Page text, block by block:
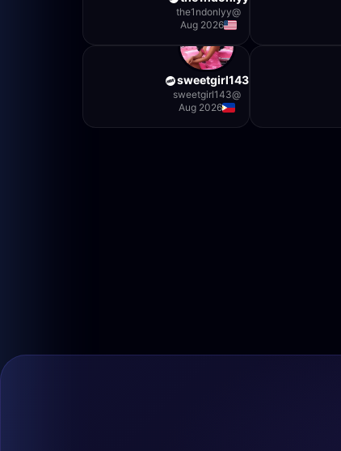
@
the1ndonlyy
Aug 2026
sweetgirl143
@
sweetgirl143
Aug 2026